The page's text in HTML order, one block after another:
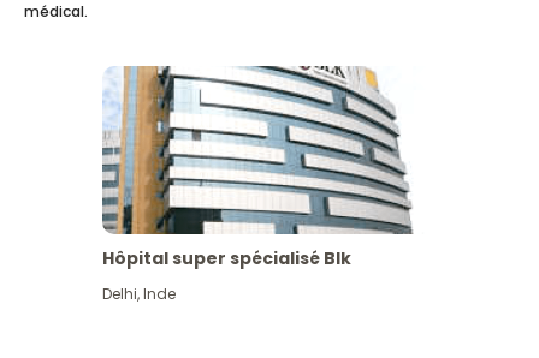
médical.
Hôpital super spécialisé Blk
Delhi,Inde